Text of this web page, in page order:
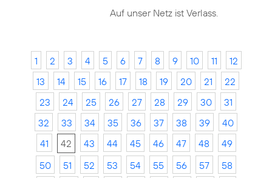
Auf unser Netz ist Verlass.
1 2 3 4 5 6 7 8 9 10 11
12
13
14 15 16 17 18 19 20 21
22
23
24 25 26 27 28 29 30
31
32
33 34 35 36 37 38 39
40
41
42 43 44 45 46 47 48
49
50
51 52 53 54 55 56 57
58